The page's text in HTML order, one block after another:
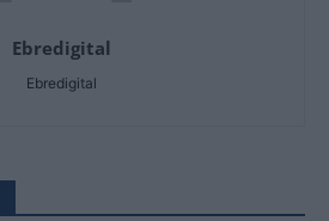
Ebredigital
Ebredigital